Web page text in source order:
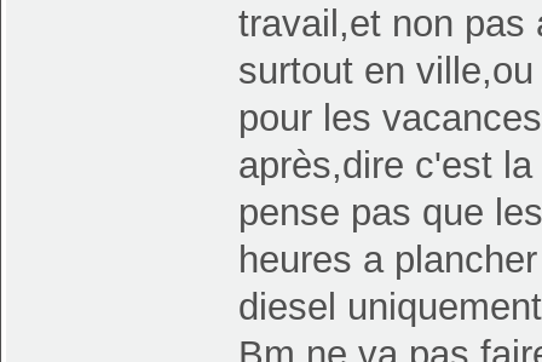
travail,et non pas
surtout en
pour les
après,dire c'est
pense pas que
heures a
diesel